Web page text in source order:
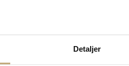
Detaljer